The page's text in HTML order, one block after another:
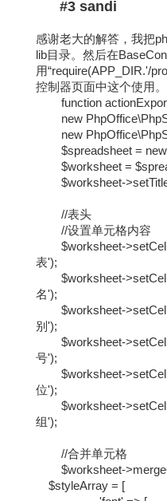
#3 sandi
感谢老大的解答，我把
lib目录。然后在
用“require(APP_DIR.'/
控制器页面中这个使
function
new
new
$spreadsheet = new
$worksheet =
$worksheet-
//表头
//设置单元格内容
$worksheet-
表');
$worksheet-
名');
$worksheet-
别');
$worksheet-
号');
$worksheet-
位');
$worksheet-
组');
//合并单元格
$worksheet-
$styleArray = [